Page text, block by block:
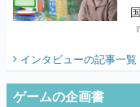
インタビューの記事一覧
ゲームの企画書